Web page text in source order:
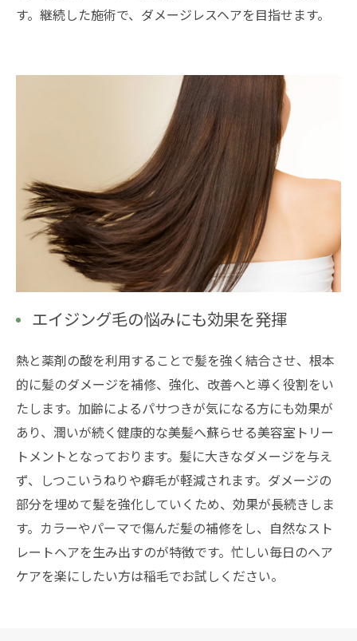
す。継続した施術で、ダメージレスヘアを目指せます。
エイジング毛の悩みにも効果を発揮
熱と薬剤の酸を利用することで髪を強く結合させ、根本
的に髪のダメージを補修、強化、改善へと導く役割をい
たします。加齢によるパサつきが気になる方にも効果が
あり、潤いが続く健康的な美髪へ蘇らせる美容室トリー
トメントとなっております。髪に大きなダメージを与え
ず、しつこいうねりや癖毛が軽減されます。ダメージの
部分を埋めて髪を強化していくため、効果が長続きしま
す。カラーやパーマで傷んだ髪の補修をし、自然なスト
レートヘアを生み出すのが特徴です。忙しい毎日のヘア
ケアを楽にしたい方は稲毛でお試しください。